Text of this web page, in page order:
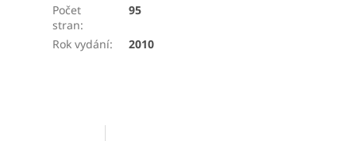
Počet
stran:
95
Rok vydání: 2010